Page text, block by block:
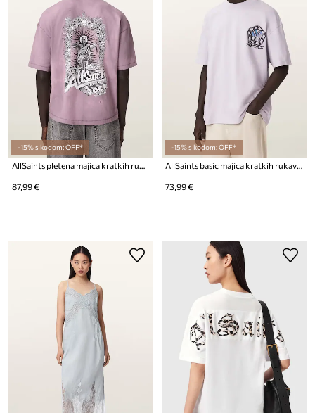
-15% s kodom: OFF*
87,99 €
-15% s kodom: OFF*
73,99 €